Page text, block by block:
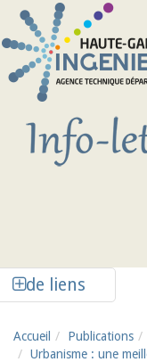
Aller au contenu principal
de liens
Accueil Publications
Urbanisme : une